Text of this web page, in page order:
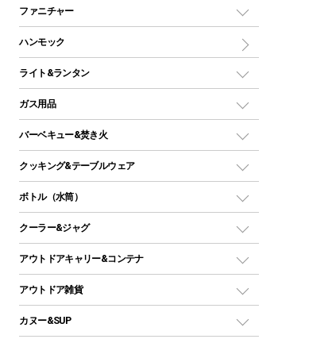
ワンポールテント
シェルターテント
ソロテント
ロッジ型・オリジナルテント
タープ
スクエアタープ（レクタタープ）
メッシュタープ
自立式タープ
パラソル
テントアクセサリー
ペグ
インナーシュラフ
キャンピングベッド・コット
インフレータブルマット
ファニチャー
アウトドアテーブル
レジャーシート
ハンモック
ライト&ランタン
LEDランタン
ガスランタン
オイルランタン
LEDライト
ヘッドライト
キャンドル
ガス用品
ガスバーナー
ガス缶
ガストーチ、ライター
バーベキュー&焚き火
バーベキューコンロ、グリル
焚き火台タイプ（ロースタイル）グリル
卓上タイプグリル
パーティータイプグリル
ソロキャンプ用グリル
鉄板、アミ
クッキング&テーブルウェア
ダッチオーブン
ホットサンドメーカー
クッカーセット
シェラカップ
ボトル（水筒）
ステンレスボトル
コップ付きタイプ
ワンタッチタイプ
プラスチックボトル
クーラー&ジャグ
クーラーボックス
クーラーバッグ
ウォータージャグ
アウトドアキャリー&コンテナ
アウトドアキャリー
アウトドア雑貨
バックパック&バッグ
カヌー&SUP